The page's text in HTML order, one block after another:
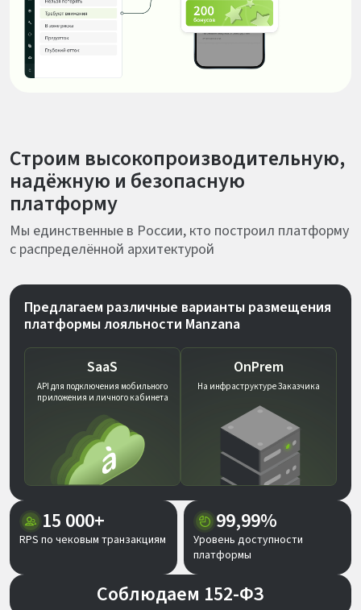
Строим высокопроизводительную,
надёжную и безопасную
платформу
Мы единственные в России, кто построил платформу
с распределённой архитектурой
Предлагаем различные варианты размещения
платформы лояльности Manzana
SaaS
API для подключения мобильного
приложения и личного кабинета
OnPrem
На инфраструктуре Заказчика
15 000+
RPS по чековым транзакциям
99,99%
Уровень доступности
платформы
Соблюдаем 152-ФЗ